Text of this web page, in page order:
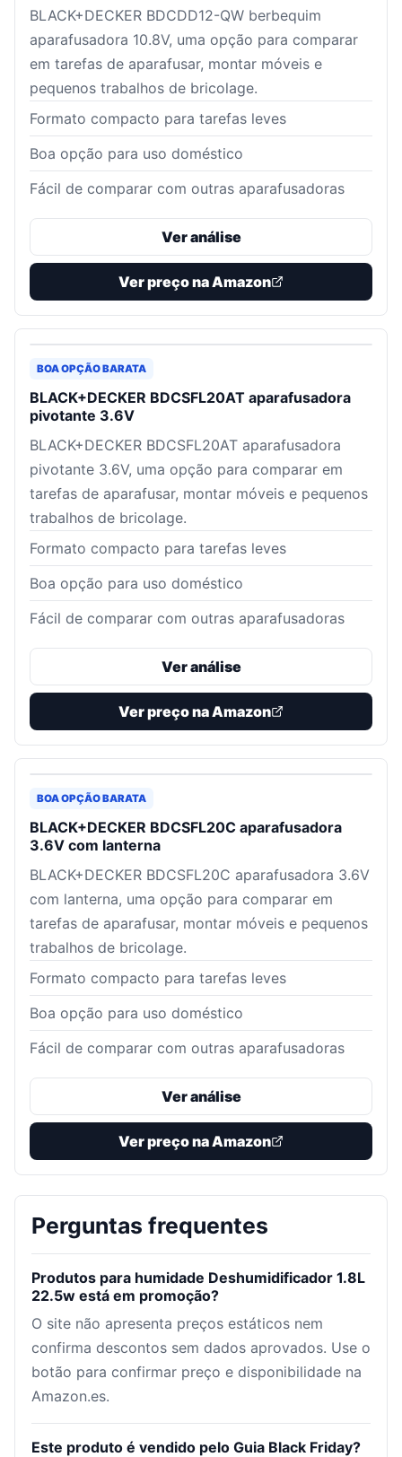
BLACK+DECKER BDCDD12-QW berbequim
aparafusadora 10.8V, uma opção para comparar
em tarefas de aparafusar, montar móveis e
pequenos trabalhos de bricolage.
Formato compacto para tarefas leves
Boa opção para uso doméstico
Fácil de comparar com outras aparafusadoras
Ver análise
Ver preço na Amazon
BOA OPÇÃO BARATA
BLACK+DECKER BDCSFL20AT aparafusadora
pivotante 3.6V
BLACK+DECKER BDCSFL20AT aparafusadora
pivotante 3.6V, uma opção para comparar em
tarefas de aparafusar, montar móveis e pequenos
trabalhos de bricolage.
Formato compacto para tarefas leves
Boa opção para uso doméstico
Fácil de comparar com outras aparafusadoras
Ver análise
Ver preço na Amazon
BOA OPÇÃO BARATA
BLACK+DECKER BDCSFL20C aparafusadora
3.6V com lanterna
BLACK+DECKER BDCSFL20C aparafusadora 3.6V
com lanterna, uma opção para comparar em
tarefas de aparafusar, montar móveis e pequenos
trabalhos de bricolage.
Formato compacto para tarefas leves
Boa opção para uso doméstico
Fácil de comparar com outras aparafusadoras
Ver análise
Ver preço na Amazon
Perguntas frequentes
Produtos para humidade Deshumidificador 1.8L
22.5w está em promoção?
O site não apresenta preços estáticos nem
confirma descontos sem dados aprovados. Use o
botão para confirmar preço e disponibilidade na
Amazon.es.
Este produto é vendido pelo Guia Black Friday?